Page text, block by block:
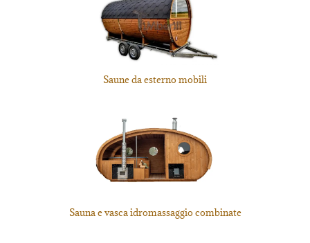
Saune da esterno mobili
Sauna e vasca idromassaggio combinate